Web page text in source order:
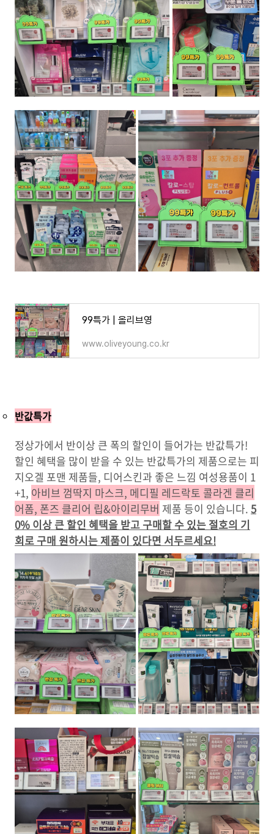
99특가 | 올리브영
www.oliveyoung.co.kr
반값특가
정상가에서 반이상 큰 폭의 할인이 들어가는 반값특가!
할인 혜택을 많이 받을 수 있는 반값특가의 제품으로는 피
지오겔 포맨 제품들, 디어스킨과 좋은 느낌 여성용품이 1
+1, 아비브 껌딱지 마스크, 메디필 레드락토 콜라겐 클리
어폼, 폰즈 클리어 립&아이리무버 제품 등이 있습니다. 5
0% 이상 큰 할인 혜택을 받고 구매할 수 있는 절호의 기
회로 구매 원하시는 제품이 있다면 서두르세요!